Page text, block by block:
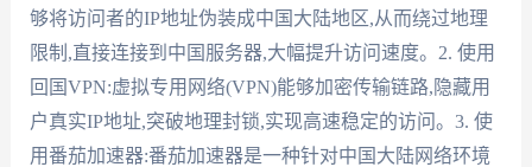
够将访问者的IP地址伪装成中国大陆地区,从而绕过地理
限制,直接连接到中国服务器,大幅提升访问速度。2. 使用
回国VPN:虚拟专用网络(VPN)能够加密传输链路,隐藏用
户真实IP地址,突破地理封锁,实现高速稳定的访问。3. 使
用番茄加速器:番茄加速器是一种针对中国大陆网络环境